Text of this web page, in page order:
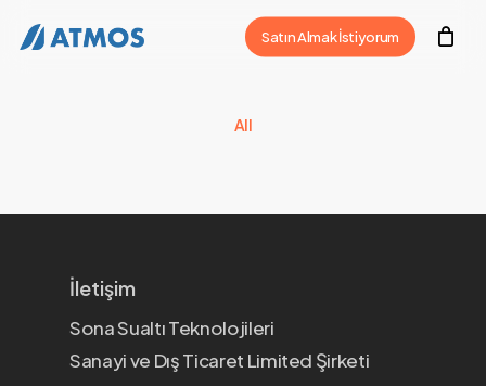
Satın Almak İstiyorum
All
İletişim
Sona Sualtı Teknolojileri
Sanayi ve Dış Ticaret Limited Şirketi